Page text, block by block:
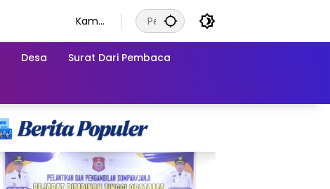
Kamis
us
Desa Surat Dari Pembaca